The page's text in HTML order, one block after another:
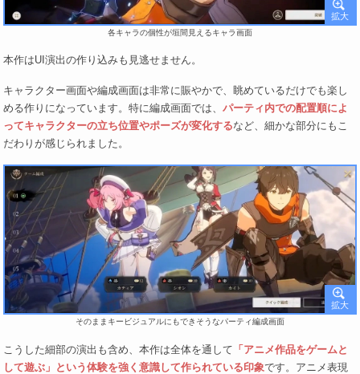
各キャラの個性が垣間見えるキャラ画面
本作はUI演出の作り込みも見逃せません。
キャラクター画面や編成画面は非常に賑やかで、眺めているだけでも楽し
める作りになっています。特に編成画面では、パーティ内での配置順によ
ってキャラクターの立ち位置やポーズが変化するなど、細かな部分にもこ
だわりが感じられました。
そのままキービジュアルにもできそうなパーティ編成画面
こうした細部の演出も含め、本作は全体を通して 「アニメ作品をゲームと
して遊ぶ」という体験を強く意識して作られている印象です。アニメ表現